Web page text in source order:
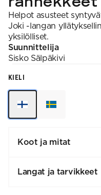
Helpot asusteet
Joki -langan
yksilölliset.
Suunnittelija
Sisko Sälpäkivi
KIELI
Koot ja mitat
Langat ja tarvikkeet